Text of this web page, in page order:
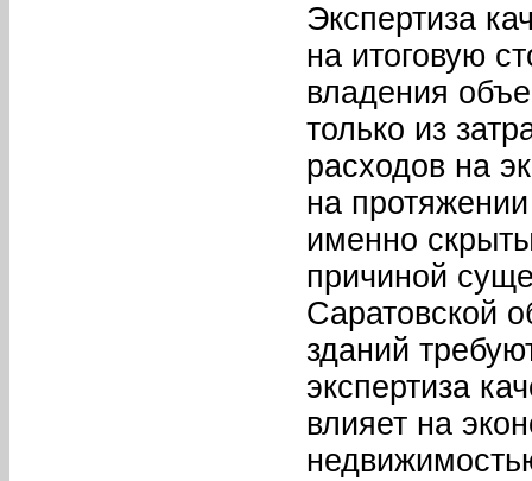
Экспертиза
на итоговую
владения
только из
расходов на
на
именно
причиной
Саратовской
зданий
экспертиза
влияет на